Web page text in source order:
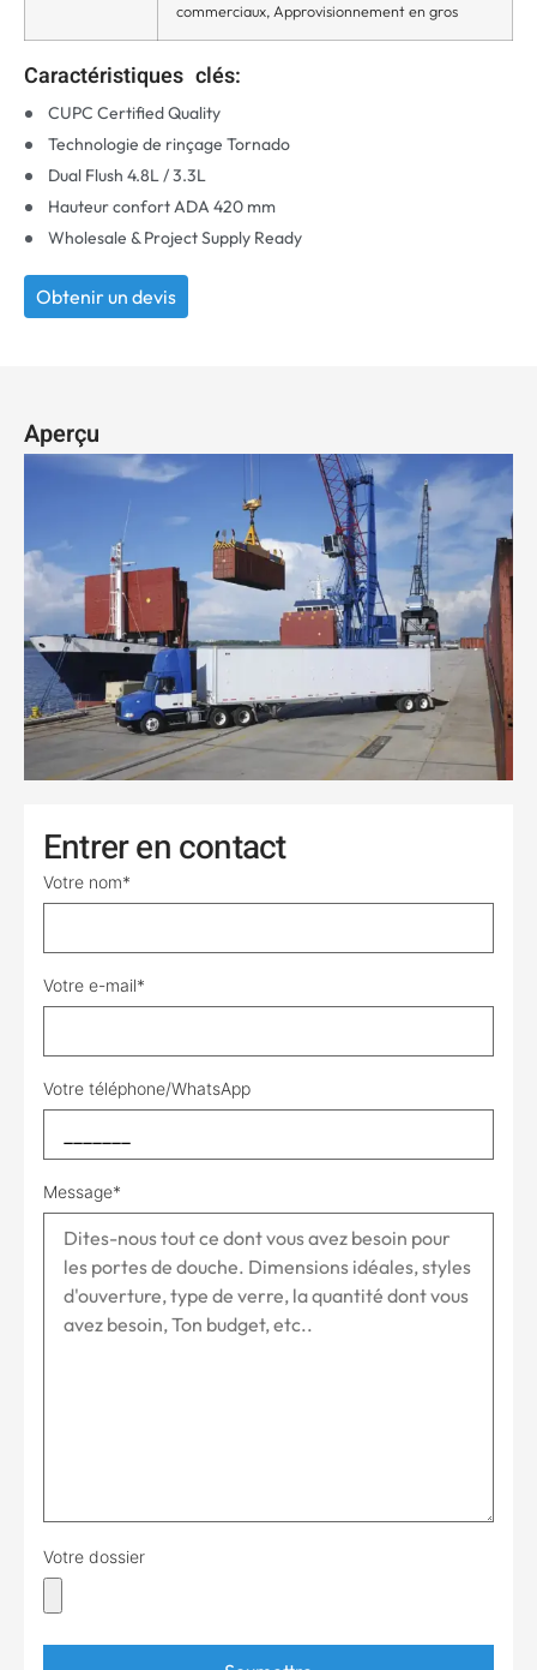
commerciaux, Approvisionnement en gros
Caractéristiques clés:
CUPC Certified Quality
Technologie de rinçage Tornado
Dual Flush 4.8L/ 3.3L
Hauteur confort ADA 420 mm
Wholesale & Project Supply Ready
Obtenir un devis
Aperçu
Entrer en contact
Votre nom*
Votre e-mail*
Votre téléphone/WhatsApp
Message*
Votre dossier